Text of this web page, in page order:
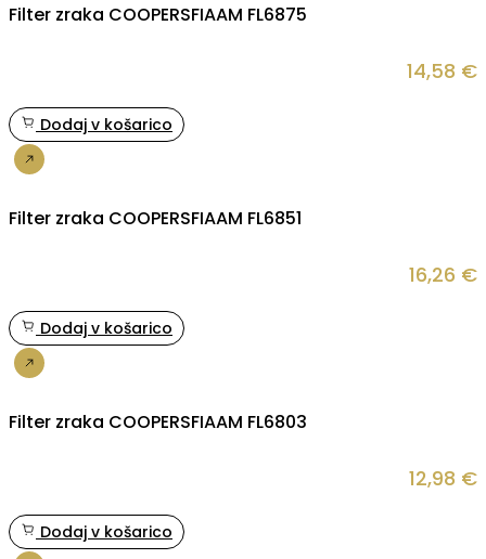
Filter zraka COOPERSFIAAM FL6875
14,58 €
Dodaj v košarico
Filter zraka COOPERSFIAAM FL6851
16,26 €
Dodaj v košarico
Filter zraka COOPERSFIAAM FL6803
12,98 €
Dodaj v košarico